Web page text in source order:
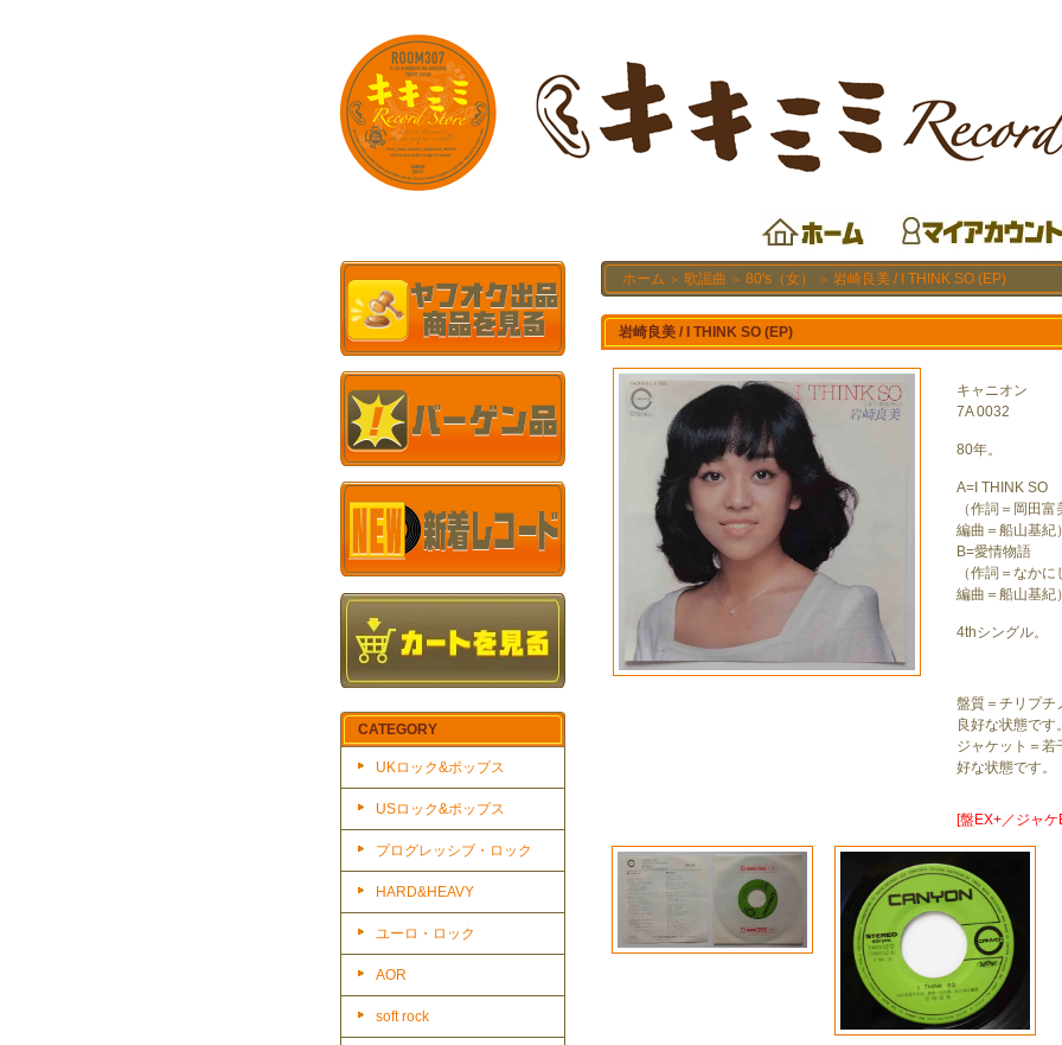
CATEGORY
UKロック&ポップス
USロック&ポップス
プログレッシブ・ロック
HARD&HEAVY
ユーロ・ロック
AOR
soft rock
ホーム ＞ 歌謡曲 ＞ 80's（女） ＞ 岩崎良美 / I THINK SO (EP)
岩崎良美 / I THINK SO (EP)
キャニオン
7A 0032
80年。
A=I THINK SO
（作詞＝岡田
編曲＝船山基紀）
B=愛情物語
（作詞＝なか
編曲＝船山基紀）
4thシングル。
盤質＝チリプチ
良好な状態です。
ジャケット＝若
好な状態です。
[盤EX+／ジャケ